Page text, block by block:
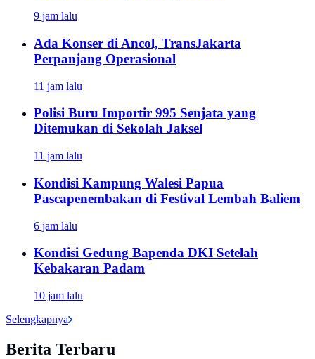
9 jam lalu
Ada Konser di Ancol, TransJakarta
Perpanjang Operasional
11 jam lalu
Polisi Buru Importir 995 Senjata yang
Ditemukan di Sekolah Jaksel
11 jam lalu
Kondisi Kampung Walesi Papua
Pascapenembakan di Festival Lembah Baliem
6 jam lalu
Kondisi Gedung Bapenda DKI Setelah
Kebakaran Padam
10 jam lalu
Selengkapnya
Berita Terbaru